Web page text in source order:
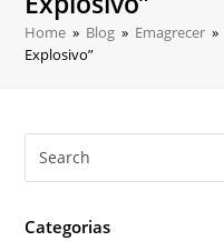
Home » Blog » Emagrecer »
Explosivo”
Categorias